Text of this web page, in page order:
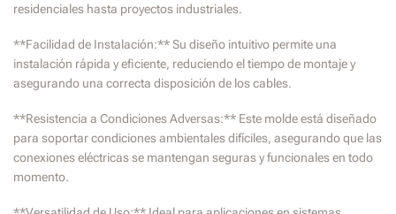
residenciales hasta proyectos industriales.
**Facilidad de Instalación:** Su diseño intuitivo permite una
instalación rápida y eficiente, reduciendo el tiempo de montaje y
asegurando una correcta disposición de los cables.
**Resistencia a Condiciones Adversas:** Este molde está diseñado
para soportar condiciones ambientales difíciles, asegurando que las
conexiones eléctricas se mantengan seguras y funcionales en todo
momento.